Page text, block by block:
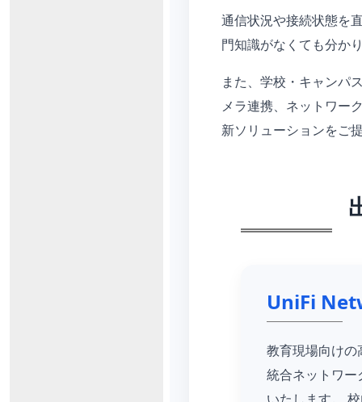
通信状況や接続状態を
門知識がなくても分か
また、学校・キャンパ
メラ連携、ネットワー
新ソリューションをご
UniFi
教育現場向け
統合ネットワ